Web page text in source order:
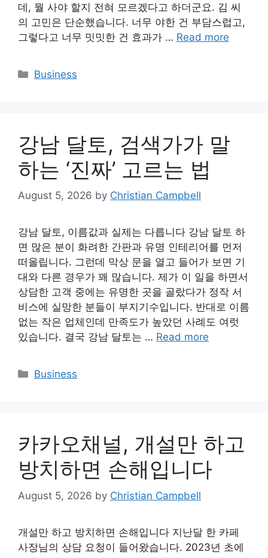
데, 뭘 사야 할지 전혀 모르겠다고 하더군요. 김 씨
의 고민은 단순했습니다. 너무 야한 건 부담스럽고,
그렇다고 너무 밋밋한 건 효과가 … Read more
Categories
Business
강남 달토, 검색가가 말
하는 ‘진짜’ 고르는 법
August 5, 2026 by Christian Campbell
강남 달토, 이름값과 실제는 다릅니다 강남 달토 하
면 많은 분이 화려한 간판과 유명 인테리어를 먼저
떠올립니다. 그런데 막상 문을 열고 들어가 보면 기
대와 다른 경우가 꽤 많습니다. 제가 이 일을 하면서
상담한 고객 중에는 유명한 곳을 골랐다가 정작 서
비스에 실망한 분들이 부지기수입니다. 반대로 이름
없는 작은 업체인데 만족도가 높았던 사례도 여럿
있습니다. 결국 강남 달토는 … Read more
Categories
Business
카카오채널, 개설만 하고
방치하면 손해입니다
August 5, 2026 by Christian Campbell
개설만 하고 방치하면 손해입니다 지난달 한 카페
사장님의 상담 요청이 들어왔습니다. 2023년 초에